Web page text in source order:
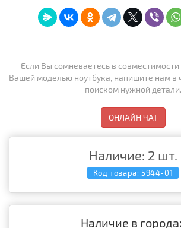
Если Вы сомневаетесь в совместимости
Вашей моделью ноутбука, напишите нам в
поиском нужной детали.
ОНЛАЙН ЧАТ
Наличие: 2 шт.
Код товара: 5944-01
Наличие в